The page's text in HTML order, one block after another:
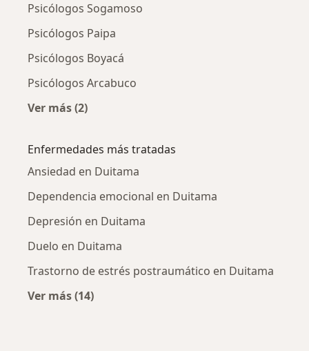
Psicólogos Sogamoso
Psicólogos Paipa
Psicólogos Boyacá
Psicólogos Arcabuco
Ver más (2)
Enfermedades más tratadas
Ansiedad en Duitama
Dependencia emocional en Duitama
Depresión en Duitama
Duelo en Duitama
Trastorno de estrés postraumático en Duitama
Ver más (14)